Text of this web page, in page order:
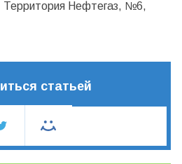
Территория Нефтегаз, №6,
статьей